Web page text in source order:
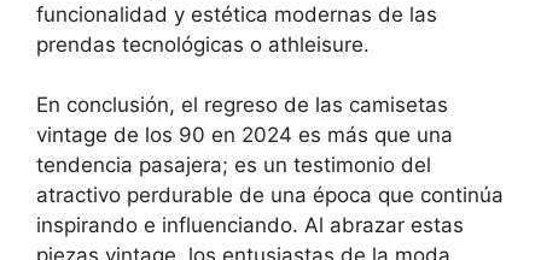
funcionalidad y estética modernas de las
prendas tecnológicas o athleisure.
En conclusión, el regreso de las camisetas
vintage de los 90 en 2024 es más que una
tendencia pasajera; es un testimonio del
atractivo perdurable de una época que continúa
inspirando e influenciando. Al abrazar estas